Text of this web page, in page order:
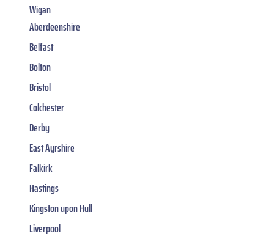
Wigan
Aberdeenshire
Belfast
Bolton
Bristol
Colchester
Derby
East Ayrshire
Falkirk
Hastings
Kingston upon Hull
Liverpool